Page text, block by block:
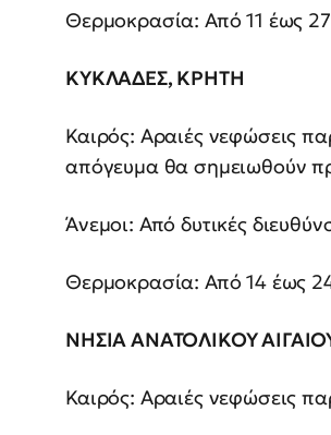
Θερμοκρασία: Από 11 έως
ΚΥΚΛΑΔΕΣ, ΚΡΗΤΗ
Καιρός: Αραιές νεφώσεις
απόγευμα θα σημειωθούν
Άνεμοι: Από δυτικές
Θερμοκρασία: Από 14 έως
ΝΗΣΙΑ ΑΝΑΤΟΛΙΚΟΥ
Καιρός: Αραιές νεφώσεις